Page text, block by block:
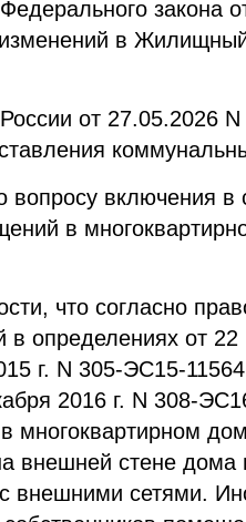
закона
в Жилищный
от 27.05.2026
вопросу включения в
в
что согласно
определениях от
г. N 305-ЭС15-
2016 г. N 308-
многоквартирном
внешней стене дома
внешними сетями.